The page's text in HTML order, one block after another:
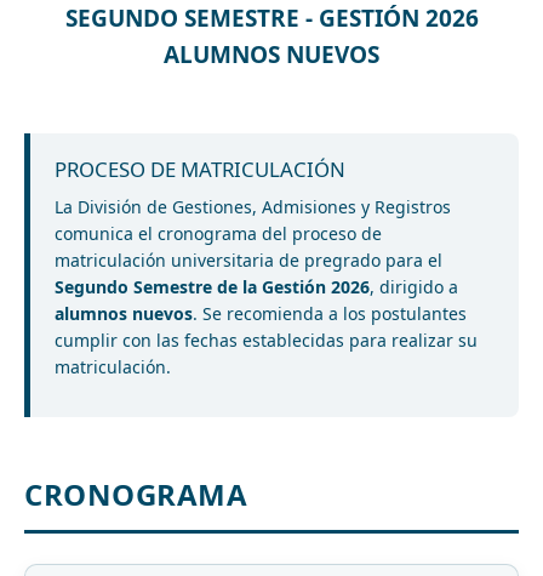
SEGUNDO SEMESTRE - GESTIÓN 2026
ALUMNOS NUEVOS
PROCESO DE MATRICULACIÓN
La División de Gestiones, Admisiones y Registros
comunica el cronograma del proceso de
matriculación universitaria de pregrado para el
Segundo Semestre de la Gestión 2026, dirigido a
alumnos nuevos. Se recomienda a los postulantes
cumplir con las fechas establecidas para realizar su
matriculación.
CRONOGRAMA